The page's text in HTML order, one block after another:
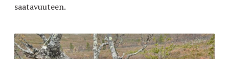
saatavuuteen.